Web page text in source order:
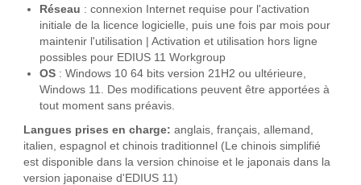
Réseau : connexion Internet requise pour l'activation
initiale de la licence logicielle, puis une fois par mois pour
maintenir l'utilisation | Activation et utilisation hors ligne
possibles pour EDIUS 11 Workgroup
OS: Windows 10 64 bits version 21H2 ou ultérieure,
Windows 11. Des modifications peuvent être apportées à
tout moment sans préavis.
Langues prises en charge: anglais, français, allemand,
italien, espagnol et chinois traditionnel (Le chinois simplifié
est disponible dans la version chinoise et le japonais dans la
version japonaise d'EDIUS 11)